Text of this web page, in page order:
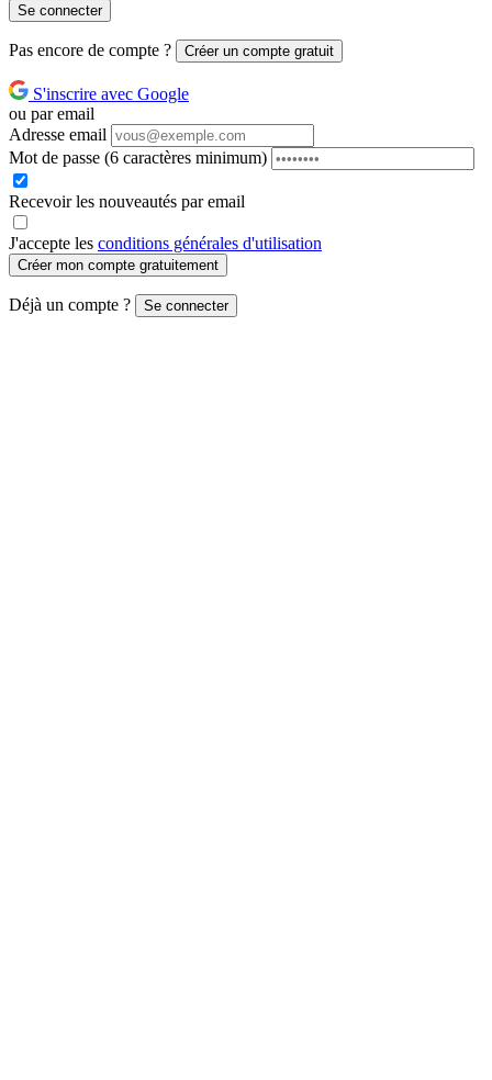
Se connecter
Pas encore de compte ? Créer un compte gratuit
S'inscrire avec Google
ou par email
Adresse email
Mot de passe (6 caractères minimum)
Recevoir les nouveautés par email
J'accepte les conditions générales d'utilisation
Créer mon compte gratuitement
Déjà un compte ? Se connecter